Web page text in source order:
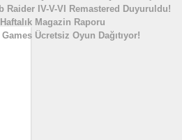
Raider IV-V-VI Remastered Duyuruldu!
Magazin Raporu
Ücretsiz Oyun Dağıtıyor!